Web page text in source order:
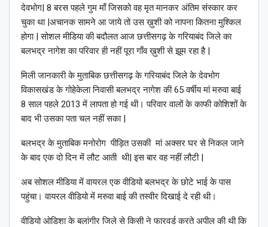
देवभोग| 8 बरस पहले गुम माँ जिसको वह मृत मानकर अंतिम संस्कार कर
चुका था |अचानक सामने आ जाये तो उस ख़ुशी को नापना कितना मुश्किल
होगा | सोशल मीडिया की बदौलत आज छत्तीसगढ़ के गरियाबंद जिले का
बलभद्र नागेश का परिवार ही नहीं पूरा गाँव ख़ुशी से झूम रहा है |
मिली जानकारी के मुताबिक छत्तीसगढ़ के गरियाबंद जिले के देवभोग
विकासखंड के गोहेकेला निवासी बलभद्र नागेश की 65 वर्षीय मां मरुवा बाई
8 साल पहले 2013 में लापता हो गई थी। परिवार वालों के काफी कोशिशों के
बाद भी उसका पता चल नहीं सका |
बलभद्र के मुताबिक मनोरोग पीड़ित उसकी मां अक्सर घर से निकल जाने
के बाद एक दो दिन में लौट आती थी| इस बार वह नहीं लौटी |
अब सोशल मीडिया में वायरल एक वीडियो बलभद्र के छोटे भाई के पास
पहुंचा। वायरल वीडियो में मरुवा बाई की तस्वीर दिखाई दे रही थी।
वीडियो ओडिशा के बलांगीर जिले से किसी ने फारवर्ड करते अपील की थी कि